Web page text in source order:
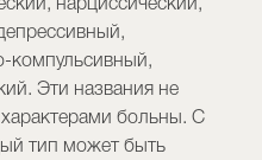
нарциссический,
компульсивный,
Эти названия не
больны. С
тип может быть